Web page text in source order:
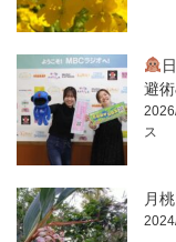
避
ス
月桃